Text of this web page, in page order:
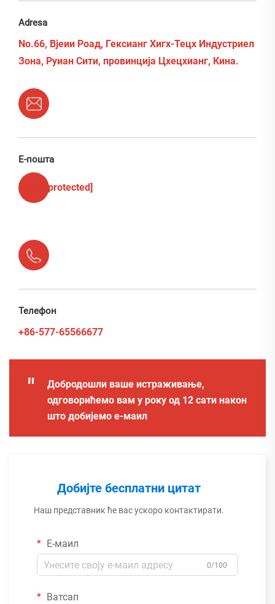
Adresa
No.66, Вјеии Роад, Гексианг Хигх-Тецх Индустриел
Зона, Руиан Сити, провинција Цхецхианг, Кина.
Е-пошта
[email protected]
Телефон
+86-577-65566677
"
Добродошли ваше истраживање,
одговорићемо вам у року од 12 сати након
што добијемо е-маил
Добијте бесплатни цитат
Наш представник ће вас ускоро контактирати.
Е-маил
0/100
Ватсап